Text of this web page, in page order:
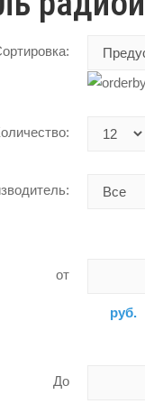
от
руб.
До